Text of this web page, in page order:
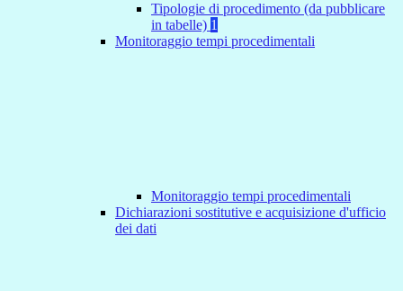
Tipologie di procedimento (da pubblicare
in tabelle) 1
Monitoraggio tempi procedimentali
Monitoraggio tempi procedimentali
Dichiarazioni sostitutive e acquisizione d'ufficio
dei dati